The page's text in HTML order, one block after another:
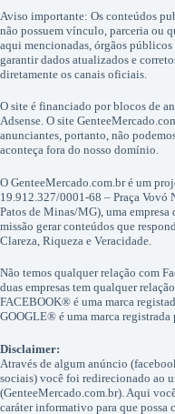
Aviso importante: Os conteúdos
não possuem vínculo, parceria ou
aqui mencionadas, órgãos
garantir dados atualizados e
diretamente os canais oficiais.
O site é financiado por blocos de
Adsense. O site
anunciantes, portanto, não
aconteça fora do nosso domínio.
O GenteeMercado.com.br é um
19.912.327/0001-68 – Praça Vovó
Patos de Minas/MG), uma
missão gerar conteúdos que
Clareza, Riqueza e Veracidade.
Não temos qualquer relação com
duas empresas tem qualquer
FACEBOOK® é uma marca
GOOGLE® é uma marca
Disclaimer:
Através de algum anúncio
sociais) você foi redirecionado ao
(GenteeMercado.com.br). Aqui
caráter informativo para que possa